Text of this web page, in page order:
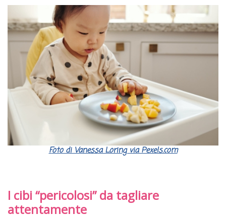
Foto di Vanessa Loring via Pexels.com
I cibi “pericolosi” da tagliare
attentamente